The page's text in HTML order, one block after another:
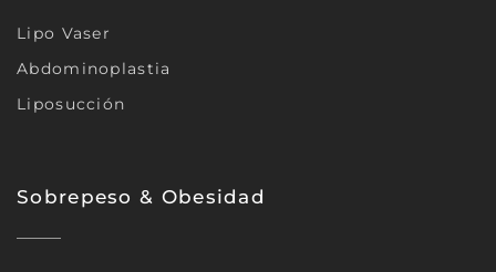
Lipo Vaser
Abdominoplastia
Liposucción
Sobrepeso & Obesidad